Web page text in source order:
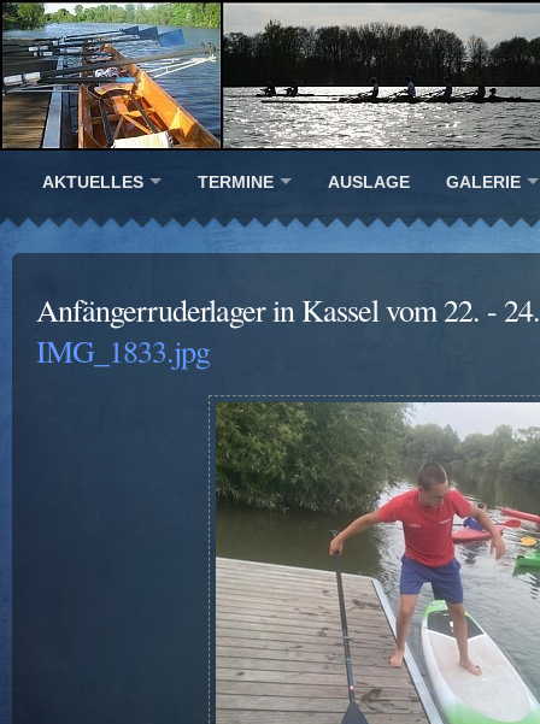
AKTUELLES TERMINE AUSLAGE GALERIE
Anfängerruderlager in Kassel vom 22. -
IMG_1833.jpg